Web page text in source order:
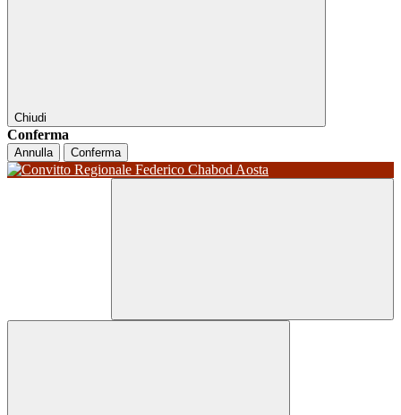
Chiudi
Conferma
Annulla Conferma